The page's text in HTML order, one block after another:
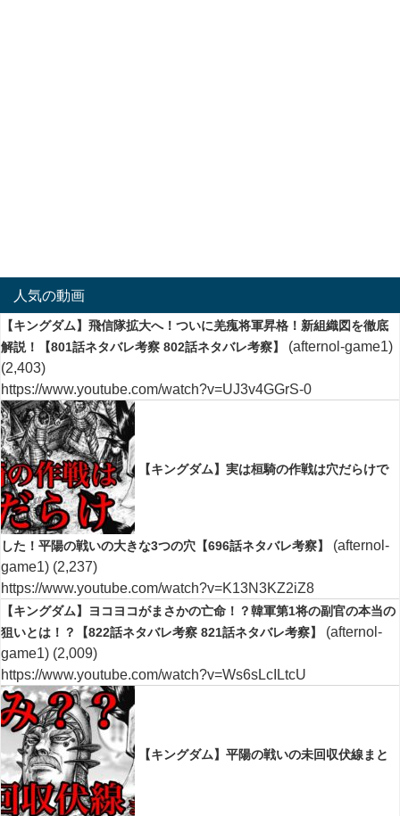
人気の動画
【キングダム】飛信隊拡大へ！ついに羌瘣将軍昇格！新組織図を徹底
解説！【801話ネタバレ考察 802話ネタバレ考察】
(afternol-game1)
(2,403)
https://www.youtube.com/watch?v=UJ3v4GGrS-0
【キングダム】実は桓騎の作戦は穴だらけで
した！平陽の戦いの大きな3つの穴【696話ネタバレ考察】
(afternol-
game1) (2,237)
https://www.youtube.com/watch?v=K13N3KZ2iZ8
【キングダム】ヨコヨコがまさかの亡命！？韓軍第1将の副官の本当の
狙いとは！？【822話ネタバレ考察 821話ネタバレ考察】
(afternol-
game1) (2,009)
https://www.youtube.com/watch?v=Ws6sLcILtcU
【キングダム】平陽の戦いの未回収伏線まと